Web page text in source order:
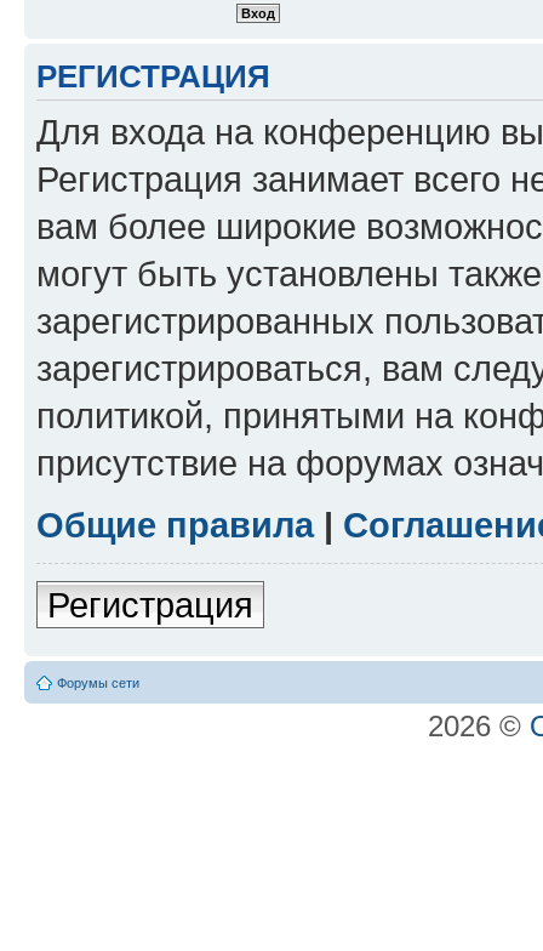
РЕГИСТРАЦИЯ
Для входа на конференцию
Регистрация занимает всего
вам более широкие
могут быть установлены
зарегистрированных
зарегистрироваться, вам
политикой, принятыми на
присутствие на форумах
Общие правила|
Регистрация
Форумы сети
2026 ©